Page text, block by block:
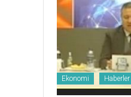
Ekonomi Haberler